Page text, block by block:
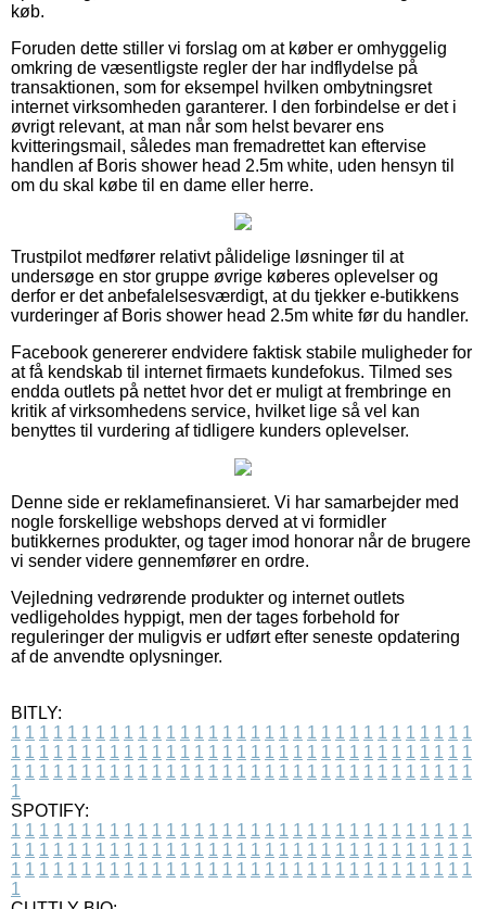
køb.
Foruden dette stiller vi forslag om at køber er omhyggelig
omkring de væsentligste regler der har indflydelse på
transaktionen, som for eksempel hvilken ombytningsret
internet virksomheden garanterer. I den forbindelse er det i
øvrigt relevant, at man når som helst bevarer ens
kvitteringsmail, således man fremadrettet kan eftervise
handlen af Boris shower head 2.5m white, uden hensyn til
om du skal købe til en dame eller herre.
Trustpilot medfører relativt pålidelige løsninger til at
undersøge en stor gruppe øvrige køberes oplevelser og
derfor er det anbefalelsesværdigt, at du tjekker e-butikkens
vurderinger af Boris shower head 2.5m white før du handler.
Facebook genererer endvidere faktisk stabile muligheder for
at få kendskab til internet firmaets kundefokus. Tilmed ses
endda outlets på nettet hvor det er muligt at frembringe en
kritik af virksomhedens service, hvilket lige så vel kan
benyttes til vurdering af tidligere kunders oplevelser.
Denne side er reklamefinansieret. Vi har samarbejder med
nogle forskellige webshops derved at vi formidler
butikkernes produkter, og tager imod honorar når de brugere
vi sender videre gennemfører en ordre.
Vejledning vedrørende produkter og internet outlets
vedligeholdes hyppigt, men der tages forbehold for
reguleringer der muligvis er udført efter seneste opdatering
af de anvendte oplysninger.
BITLY:
1 1 1 1 1 1 1 1 1 1 1 1 1 1 1 1 1 1 1 1 1 1 1 1 1 1 1 1 1 1 1 1 1
1 1 1 1 1 1 1 1 1 1 1 1 1 1 1 1 1 1 1 1 1 1 1 1 1 1 1 1 1 1 1 1 1
1 1 1 1 1 1 1 1 1 1 1 1 1 1 1 1 1 1 1 1 1 1 1 1 1 1 1 1 1 1 1 1 1
1
SPOTIFY:
1 1 1 1 1 1 1 1 1 1 1 1 1 1 1 1 1 1 1 1 1 1 1 1 1 1 1 1 1 1 1 1 1
1 1 1 1 1 1 1 1 1 1 1 1 1 1 1 1 1 1 1 1 1 1 1 1 1 1 1 1 1 1 1 1 1
1 1 1 1 1 1 1 1 1 1 1 1 1 1 1 1 1 1 1 1 1 1 1 1 1 1 1 1 1 1 1 1 1
1